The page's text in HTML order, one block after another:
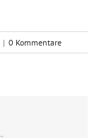
| 0 Kommentare